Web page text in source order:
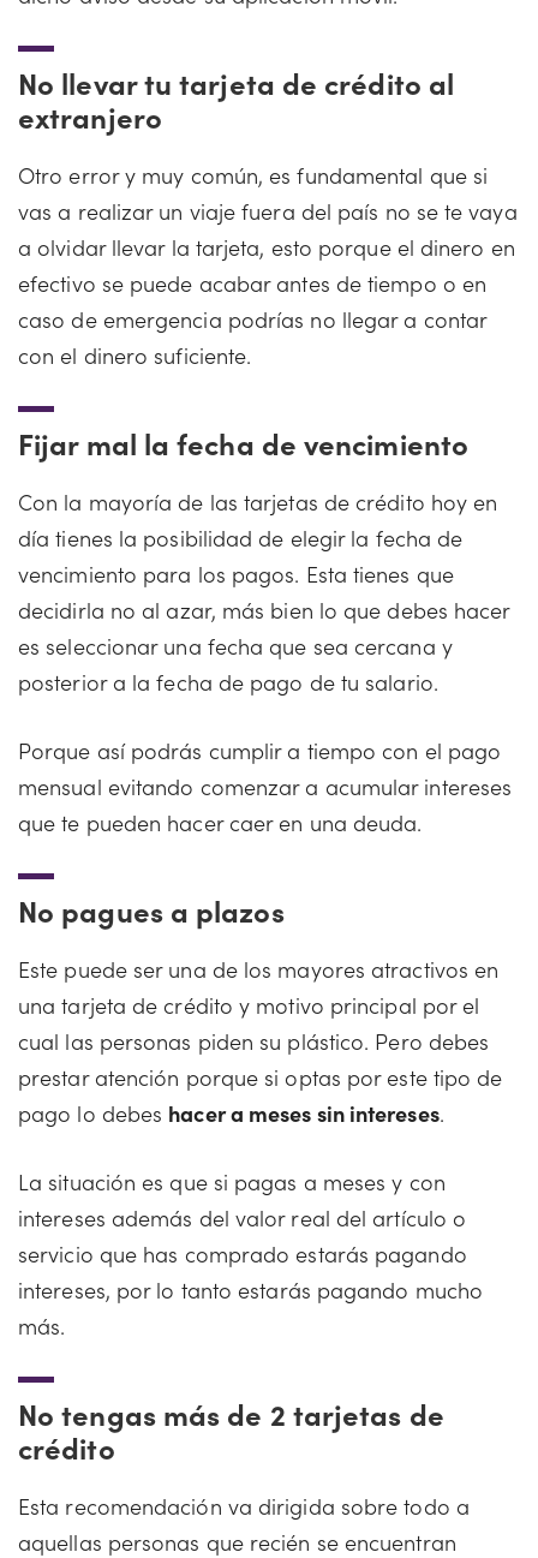
No llevar tu tarjeta de crédito al
extranjero
Otro error y muy común, es fundamental que si
vas a realizar un viaje fuera del país no se te vaya
a olvidar llevar la tarjeta, esto porque el dinero en
efectivo se puede acabar antes de tiempo o en
caso de emergencia podrías no llegar a contar
con el dinero suficiente.
Fijar mal la fecha de vencimiento
Con la mayoría de las tarjetas de crédito hoy en
día tienes la posibilidad de elegir la fecha de
vencimiento para los pagos. Esta tienes que
decidirla no al azar, más bien lo que debes hacer
es seleccionar una fecha que sea cercana y
posterior a la fecha de pago de tu salario.
Porque así podrás cumplir a tiempo con el pago
mensual evitando comenzar a acumular intereses
que te pueden hacer caer en una deuda.
No pagues a plazos
Este puede ser una de los mayores atractivos en
una tarjeta de crédito y motivo principal por el
cual las personas piden su plástico. Pero debes
prestar atención porque si optas por este tipo de
pago lo debes hacer a meses sin intereses.
La situación es que si pagas a meses y con
intereses además del valor real del artículo o
servicio que has comprado estarás pagando
intereses, por lo tanto estarás pagando mucho
más.
No tengas más de 2 tarjetas de
crédito
Esta recomendación va dirigida sobre todo a
aquellas personas que recién se encuentran